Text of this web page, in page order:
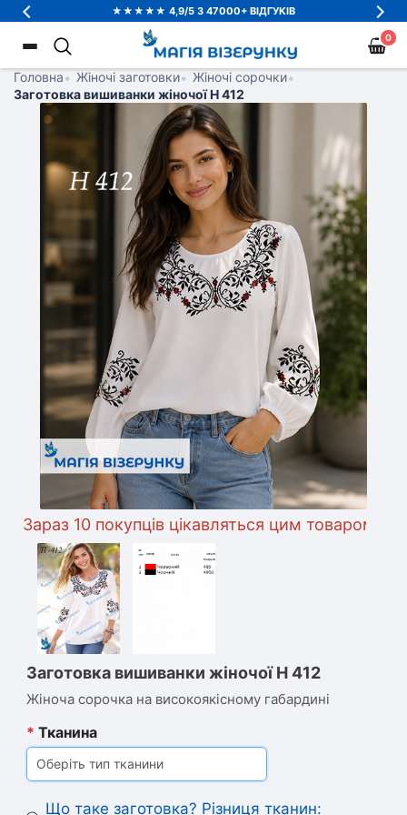
★★★★★ 4,9/5 З 47000+ ВІДГУКІВ
0
Головна• Жіночі заготовки• Жіночі сорочки•
Заготовка вишиванки жіночої Н 412
10 покупців цікавляться цим товаром
Заготовка вишиванки жіночої Н 412
Жіноча сорочка на високоякісному габардині
* Тканина
Оберіть тип тканини
Що таке заготовка? Різниця тканин: